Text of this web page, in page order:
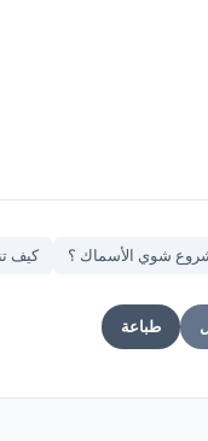
شوي الأسماك ؟ كيف
طباعة